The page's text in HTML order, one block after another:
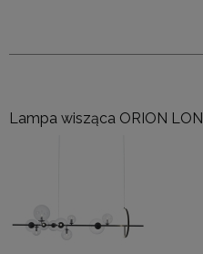
Lampa wisząca ORION